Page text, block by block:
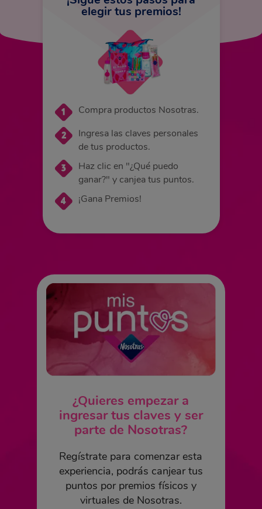
elegir tus premios!
Compra productos Nosotras.
Ingresa las claves personales
de tus productos.
Haz clic en "¿Qué puedo
ganar?" y canjea tus puntos.
¡Gana Premios!
¿Quieres empezar a
ingresar tus claves y ser
parte de Nosotras?
Regístrate para comenzar esta
experiencia, podrás canjear tus
puntos por premios físicos y
virtuales de Nosotras.